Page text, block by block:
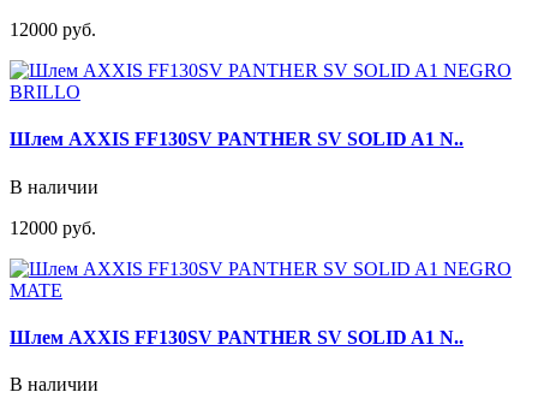
12000 руб.
Шлем AXXIS FF130SV PANTHER SV SOLID A1 N..
В наличии
12000 руб.
Шлем AXXIS FF130SV PANTHER SV SOLID A1 N..
В наличии